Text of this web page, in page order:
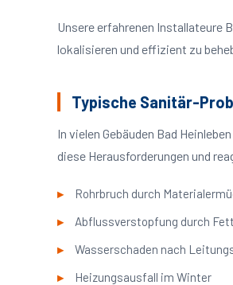
Unsere erfahrenen Installateure
lokalisieren und effizient zu
Typische Sanitär-
In vielen Gebäuden Bad
diese Herausforderungen und
Rohrbruch durch
Abflussverstopfung durch
Wasserschaden nach
Heizungsausfall im Winter